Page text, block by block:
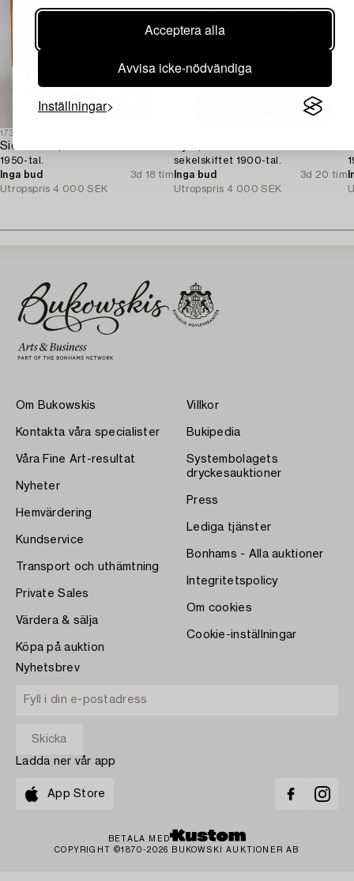
Acceptera alla
Avvisa icke-nödvändiga
Inställningar
1731396
Sideboard,
1950-tal.
Inga bud
3d 18 tim
Utropspris 4 000 SEK
sekelskiftet 1900-tal.
Inga bud
3d 20 tim
Utropspris 4 000 SEK
Om Bukowskis
Kontakta våra specialister
Våra Fine Art-resultat
Nyheter
Hemvärdering
Kundservice
Transport och uthämtning
Private Sales
Värdera & sälja
Köpa på auktion
Villkor
Bukipedia
Systembolagets
dryckesauktioner
Press
Lediga tjänster
Bonhams - Alla auktioner
Integritetspolicy
Om cookies
Cookie-inställningar
Nyhetsbrev
Ladda ner vår app
App Store
BETALA MED
COPYRIGHT ©1870-2026 BUKOWSKI AUKTIONER AB